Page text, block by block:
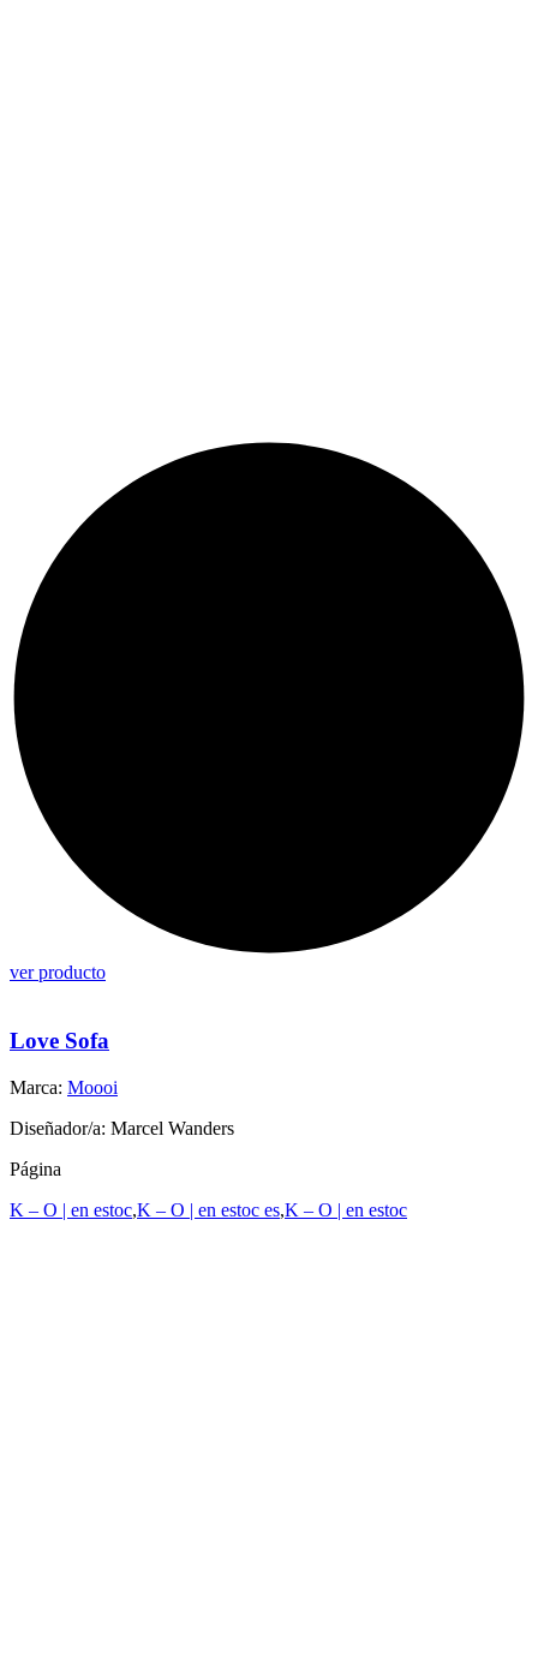
ver producto
Love Sofa
Marca: Moooi
Diseñador/a: Marcel Wanders
Página
K – O | en estoc,K – O | en estoc es,K – O | en estoc